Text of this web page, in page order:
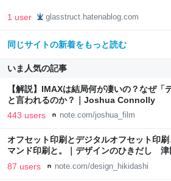
1 user glasstruct.hatenablog.com
同じサイトの新着をもっと読む
いま人気の記事
【解説】IMAXは結局何が凄いの？なぜ「
と言われるのか？｜Joshua Connolly
443 users note.com/joshua_film
オフセット印刷とデジタルオフセット印
マンド印刷と。｜デザインのひきだし 津
87 users note.com/design_hikidashi